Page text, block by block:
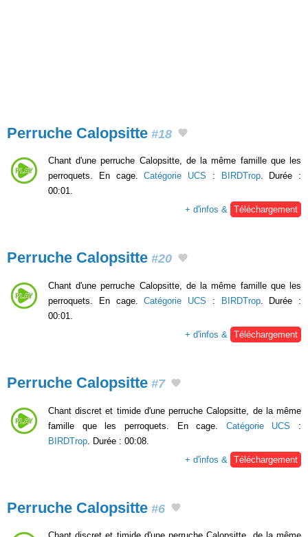
Perruche Calopsitte #18
Chant d'une perruche Calopsitte, de la même famille que les
perroquets. En cage.Catégorie UCS : BIRDTrop. Durée :
00:01.
+ d'infos & Téléchargement
Perruche Calopsitte #20
Chant d'une perruche Calopsitte, de la même famille que les
perroquets. En cage.Catégorie UCS : BIRDTrop. Durée :
00:01.
+ d'infos &
Téléchargement
Perruche Calopsitte #7
Chant discret et timide d'une perruche Calopsitte, de la même
famille que les perroquets. En cage. Catégorie UCS :
BIRDTrop . Durée : 00:08.
+ d'infos &
Téléchargement
Perruche Calopsitte #6